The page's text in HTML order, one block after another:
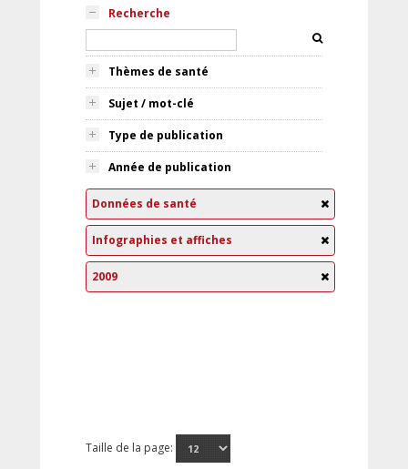
Recherche
Thèmes de santé
Sujet / mot-clé
Type de publication
Année de publication
Données de santé
Infographies et affiches
2009
Taille de la page: